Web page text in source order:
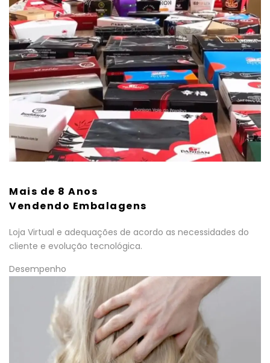
Mais de 8 Anos
Vendendo Embalagens
Loja Virtual e adequações de acordo as necessidades do
cliente e evolução tecnológica.
Desempenho